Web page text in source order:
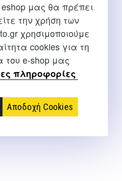
μας θα πρέπει
την χρήση των
χρησιμοποιούμε
cookies για τη
του e-shop μας
πληροφορίες
Αποδοχή Cookies